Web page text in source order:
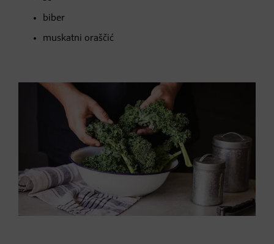
biber
muskatni oraščić